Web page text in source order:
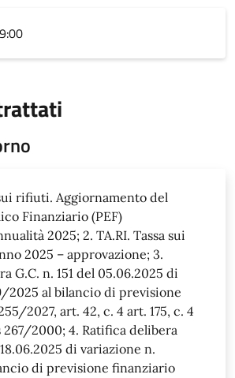
rifiuti. Aggiornamento del
Finanziario (PEF)
2025; 2. TA.RI. Tassa sui
2025 – approvazione; 3.
G.C. n. 151 del 05.06.2025 di
2025 al bilancio di previsione
2027, art. 42, c. 4 art. 175, c. 4
267/2000; 4. Ratifica delibera
di variazione n.
di previsione finanziario